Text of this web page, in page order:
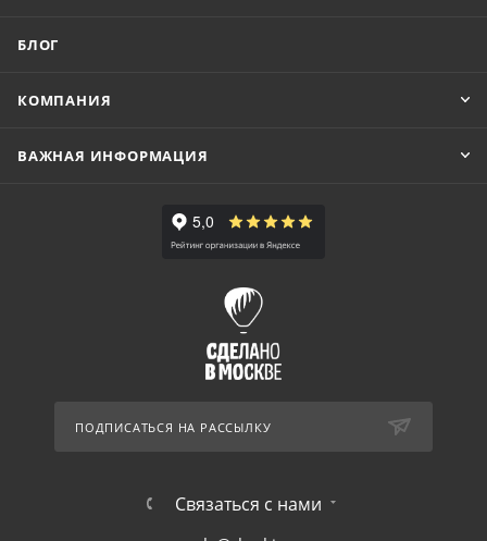
БЛОГ
КОМПАНИЯ
ВАЖНАЯ ИНФОРМАЦИЯ
ПОДПИСАТЬСЯ НА РАССЫЛКУ
Связаться с нами